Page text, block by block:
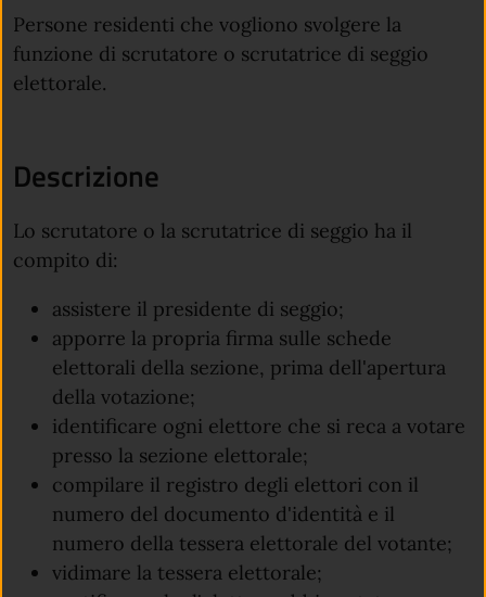
Persone residenti che vogliono svolgere la
funzione di scrutatore o scrutatrice di seggio
elettorale.
Descrizione
Lo scrutatore o la scrutatrice di seggio ha il
compito di:
assistere il presidente di seggio;
apporre la propria firma sulle schede
elettorali della sezione, prima dell'apertura
della votazione;
identificare ogni elettore che si reca a votare
presso la sezione elettorale;
compilare il registro degli elettori con il
numero del documento d'identità e il
numero della tessera elettorale del votante;
vidimare la tessera elettorale;